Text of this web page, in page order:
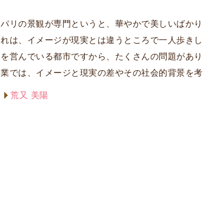
パリの景観が専門というと、華やかで美しいばか
れは、イメージが現実とは違うところで一人歩き
を営んでいる都市ですから、たくさんの問題があ
業では、イメージと現実の差やその社会的背景を考
荒又 美陽